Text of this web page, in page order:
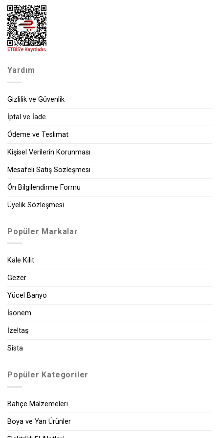
Yardım
Gizlilik ve Güvenlik
İptal ve İade
Ödeme ve Teslimat
Kişisel Verilerin Korunması
Mesafeli Satış Sözleşmesi
Ön Bilgilendirme Formu
Üyelik Sözleşmesi
Popüler Markalar
Kale Kilit
Gezer
Yücel Banyo
İsonem
İzeltaş
Sista
Popüler Kategoriler
Bahçe Malzemeleri
Boya ve Yan Ürünler